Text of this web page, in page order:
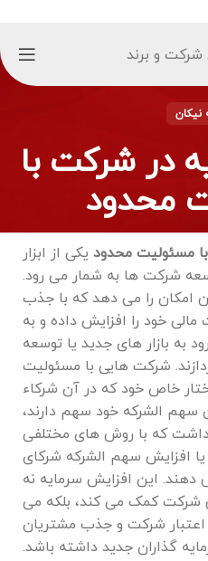
و برند
نیکان
در شرکت با
محدود
مسئولیت محدود یکی از ابزار
شرکت ‌ها به شمار می ‌رود.
امکان را می‌ دهد که با جذب
مالی خود را افزایش داده و به
به بازار های جدید یا توسعه
شرکت ‌هایی با مسئولیت
خاص خود که در آن شرکاء
سهم‌ الشرکه خود سهم دارند،
داشت که با روش‌ های مختلفی
افزایش سهم ‌الشرکه شرکای
دهند. این افزایش سرمایه نه
شرکت کمک می‌ کند، بلکه می
شرکت و جذب مشتریان
‌گذاران جدید داشته باشد.